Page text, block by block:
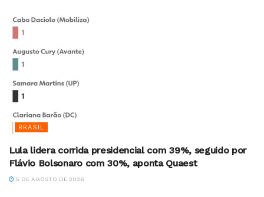
BRASIL
Lula lidera corrida presidencial com 39%, seguido por
Flávio Bolsonaro com 30%, aponta Quaest
5 DE AGOSTO DE 2026